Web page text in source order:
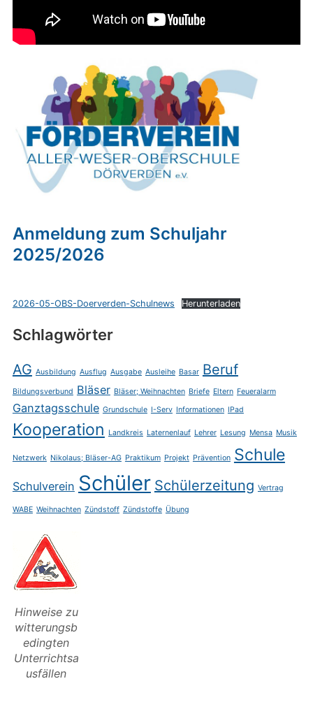
Anmeldung zum Schuljahr
2025/2026
2026-05-OBS-Doerverden-Schulnews Herunterladen
Schlagwörter
AG Ausbildung Ausflug Ausgabe Ausleihe Basar Beruf
Bildungsverbund Bläser Bläser; Weihnachten Briefe Eltern Feueralarm
Ganztagsschule Grundschule I-Serv Informationen IPad
Kooperation Landkreis Laternenlauf Lehrer Lesung Mensa Musik
Netzwerk Nikolaus; Bläser-AG Praktikum Projekt Prävention Schule
Schulverein Schüler Schülerzeitung Vertrag
WABE Weihnachten Zündstoff Zündstoffe Übung
Hinweise zu
witterungsb
edingten
Unterrichtsa
usfällen